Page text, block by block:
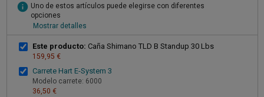
info Uno de estos artículos puede elegirse con diferentes
opciones
Mostrar detalles
Este producto: Caña Shimano TLD B Standup 30 Lbs
159,95 €
Carrete Hart E-System 3
Modelo carrete: 6000
36,50 €